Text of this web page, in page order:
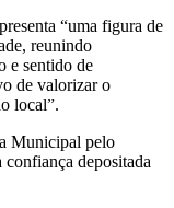
“uma figura de
reunindo
e sentido de
de valorizar o
local”.
Municipal pelo
depositada